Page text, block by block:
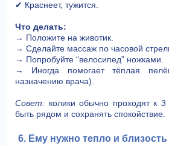
✔ Краснеет, тужится.
Что делать:
→ Положите на животик.
→ Сделайте массаж по часовой
→ Попробуйте “велосипед” ножками.
→ Иногда помогает тёплая
назначению врача).
Совет: колики обычно проходят к
быть рядом и сохранять спокойствие.
6. Ему нужно тепло и близость